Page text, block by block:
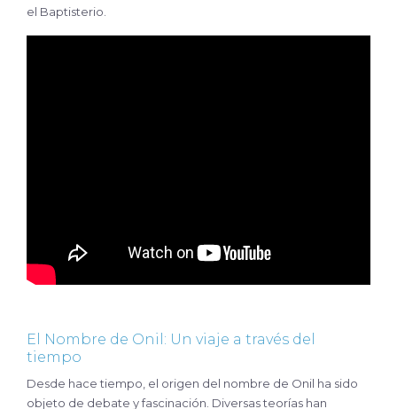
el Baptisterio.
El Nombre de Onil: Un viaje a través del
tiempo
Desde hace tiempo, el origen del nombre de Onil ha sido
objeto de debate y fascinación. Diversas teorías han